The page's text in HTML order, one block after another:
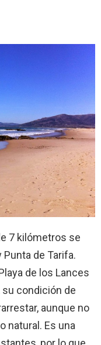
7 kilómetros se
Punta de Tarifa.
de los Lances
su condición de
aunque no
natural. Es una